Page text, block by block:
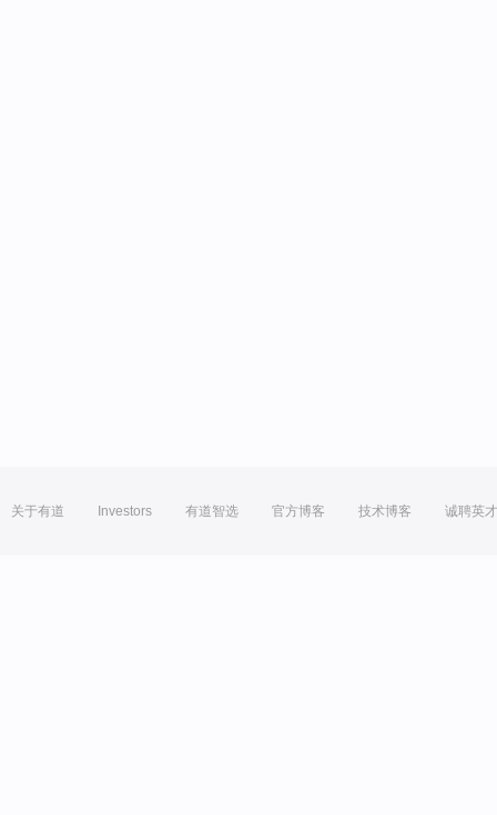
关于有道 Investors 有道智选 官方博客 技术博客 诚聘英才